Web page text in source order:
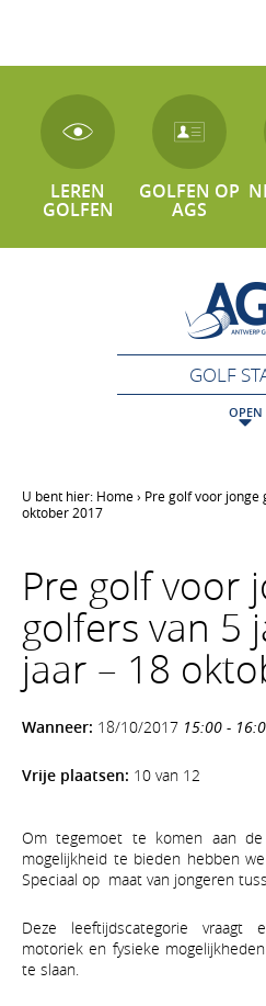
LEREN
GOLFEN
GOLFEN OP
AGS
GOLF
OPEN
U bent hier: Home› Pre golf voor jonge
oktober 2017
Pre golf voor
golfers van 5
jaar – 18
Wanneer: 18/10/2017 15:00 -
Vrije plaatsen: 10 van 12
Om tegemoet te komen aan
mogelijkheid te bieden hebben
Speciaal op maat van jongeren
Deze leeftijdscategorie vraagt
motoriek en fysieke
te slaan.